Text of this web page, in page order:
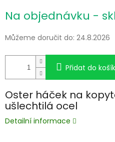
Na objednávku -
Můžeme doručit do: 24.8.2026
Přidat do
Oster háček na
ušlechtilá ocel
Detailní informace